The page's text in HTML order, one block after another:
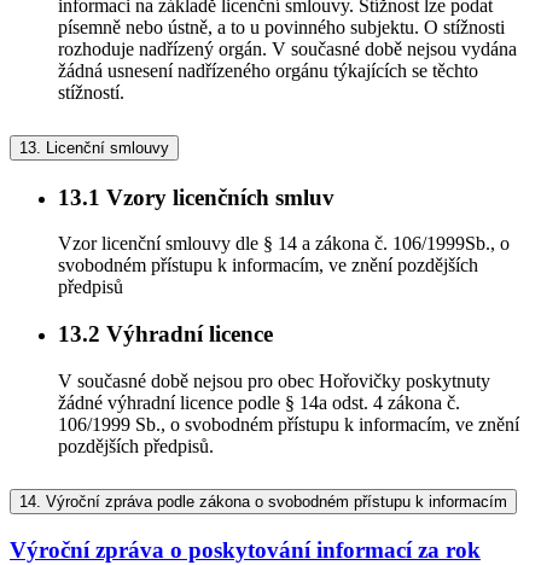
informaci na základě licenční smlouvy. Stížnost lze podat
písemně nebo ústně, a to u povinného subjektu. O stížnosti
rozhoduje nadřízený orgán. V současné době nejsou vydána
žádná usnesení nadřízeného orgánu týkajících se těchto
stížností.
13. Licenční smlouvy
13.1 Vzory licenčních smluv
Vzor licenční smlouvy dle § 14 a zákona č. 106/1999Sb., o
svobodném přístupu k informacím, ve znění pozdějších
předpisů
13.2 Výhradní licence
V současné době nejsou pro obec Hořovičky poskytnuty
žádné výhradní licence podle § 14a odst. 4 zákona č.
106/1999 Sb., o svobodném přístupu k informacím, ve znění
pozdějších předpisů.
14. Výroční zpráva podle zákona o svobodném přístupu k informacím
Výroční zpráva o poskytování informací za rok